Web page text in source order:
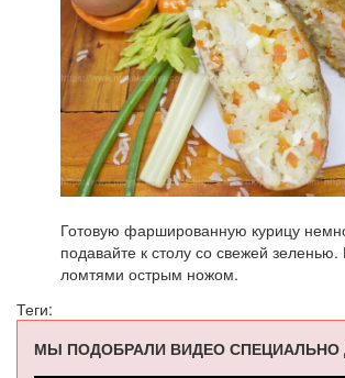
Готовую фаршированную курицу
подавайте к столу со свежей
ломтями острым ножом.
Теги:
МЫ ПОДОБРАЛИ ВИДЕО СПЕЦИАЛЬНО